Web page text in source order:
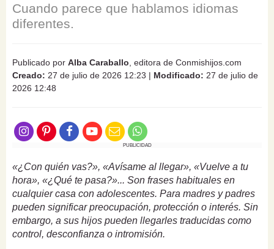
Cuando parece que hablamos idiomas
diferentes.
Publicado por Alba Caraballo , editora de Conmishijos.com
Creado: 27 de julio de 2026 12:23 | Modificado: 27 de julio de
2026 12:48
PUBLICIDAD
«¿Con quién vas?», «Avísame al llegar», «Vuelve a tu
hora», «¿Qué te pasa?»... Son frases habituales en
cualquier casa con adolescentes. Para madres y padres
pueden significar preocupación, protección o interés. Sin
embargo, a sus hijos pueden llegarles traducidas como
control, desconfianza o intromisión.